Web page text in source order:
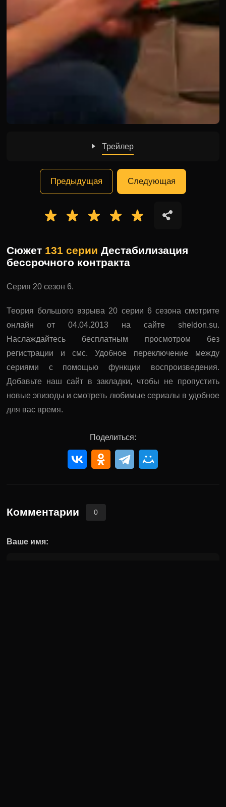
Трейлер
Предыдущая Следующая
Сюжет 131 серии Дестабилизация
бессрочного контракта
Серия 20 сезон 6.
Теория большого взрыва 20 серии 6 сезона смотрите
онлайн от 04.04.2013 на сайте sheldon.su.
Наслаждайтесь бесплатным просмотром без
регистрации и смс. Удобное переключение между
сериями с помощью функции воспроизведения.
Добавьте наш сайт в закладки, чтобы не пропустить
новые эпизоды и смотреть любимые сериалы в удобное
для вас время.
Поделиться:
Комментарии 0
Ваше имя: